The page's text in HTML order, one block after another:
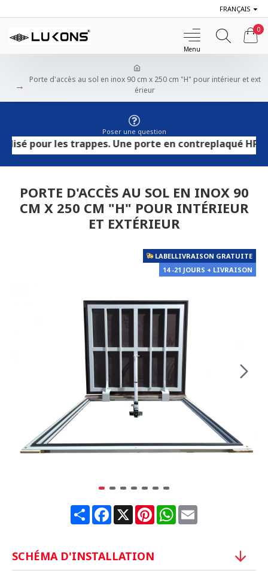
FRANÇAIS
0
Porte d'accès au sol en inox 90 cm x 250 cm "H" pour intérieur et ext
érieur
Poser une question
les trappes. Une porte en contreplaqué HPL
PORTE D'ACCÈS AU SOL EN INOX 90
CM X 250 CM "H" POUR INTÉRIEUR
ET EXTÉRIEUR
LABELLIVRAISON GRATUITE
14 -21 JOURS + LIVRAISON
ShareFacebook
X PinterestWhatsApp
Email
SCHÉMA D'INSTALLATION